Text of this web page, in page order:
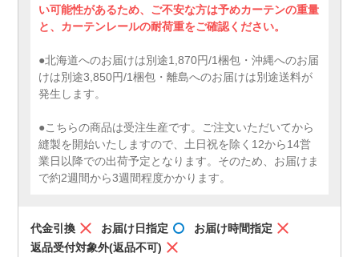
い可能性があるため、ご不安な方は予めカーテンの重量
と、カーテンレールの耐荷重をご確認ください。
●北海道へのお届けは別途1,870円/1梱包・沖縄へのお届
けは別途3,850円/1梱包・離島へのお届けは別途送料が
発生します。
●こちらの商品は受注生産です。ご注文いただいてから
縫製を開始いたしますので、土日祝を除く12から14営
業日以降での出荷予定となります。そのため、お届けま
で約2週間から3週間程度かかります。
代金引換 お届け日指定
お届け時間指定
返品受付対象外(返品不可)